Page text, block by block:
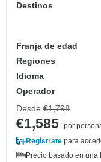
Destinos
Franja de edad
Regiones
Idioma
Operador
Desde €1,798
€1,585 por
Regístrate para
Precio basado en